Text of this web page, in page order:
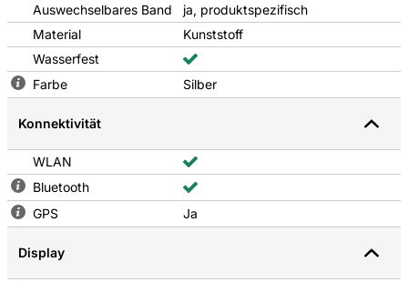
Auswechselbares Band
ja, produktspezifisch
Material
Kunststoff
Wasserfest
Farbe
Silber
Konnektivität
WLAN
Bluetooth
GPS
Ja
Display